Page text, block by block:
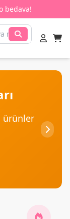
bedava!
ürünler